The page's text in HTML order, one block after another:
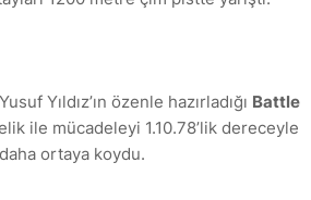
Yıldız’ın özenle hazırladığı Battle
ile mücadeleyi 1.10.78’lik dereceyle
ortaya koydu.